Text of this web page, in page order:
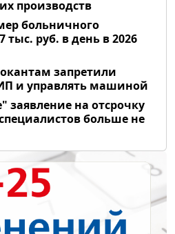
производств
больничного
тыс. руб. в день в 2026
запретили
и управлять машиной
заявление на отсрочку
больше не